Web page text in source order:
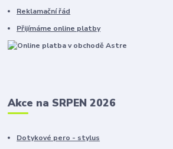
Reklamační řád
Přijímáme online platby
Akce na SRPEN 2026
Dotykové pero - stylus